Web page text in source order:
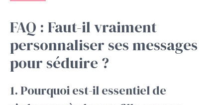
FAQ : Faut-il vraiment
personnaliser ses messages
pour séduire ?
1. Pourquoi est-il essentiel de